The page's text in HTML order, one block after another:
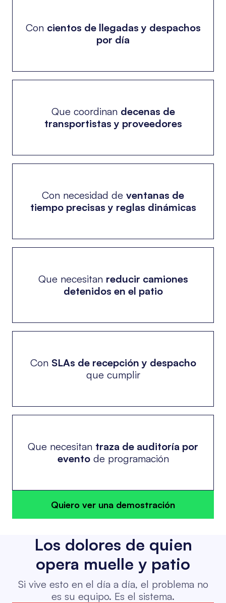
Con cientos de llegadas y despachos
por día
Que coordinan decenas de
transportistas y proveedores
Con necesidad de ventanas de
tiempo precisas y reglas dinámicas
Que necesitan reducir camiones
detenidos en el patio
Con SLAs de recepción y despacho
que cumplir
Que necesitan traza de auditoría por
eventode programación
Quiero ver una demostración
Los dolores de quien
opera muelle y patio
Si vive esto en el día a día, el problema no
es su equipo. Es el sistema.